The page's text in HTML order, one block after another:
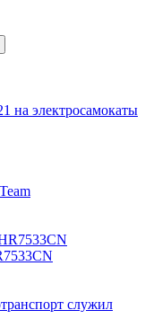
на электросамокаты